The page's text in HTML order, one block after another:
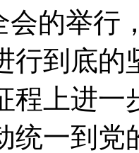
会的举行
行到底
程上进
统一到党